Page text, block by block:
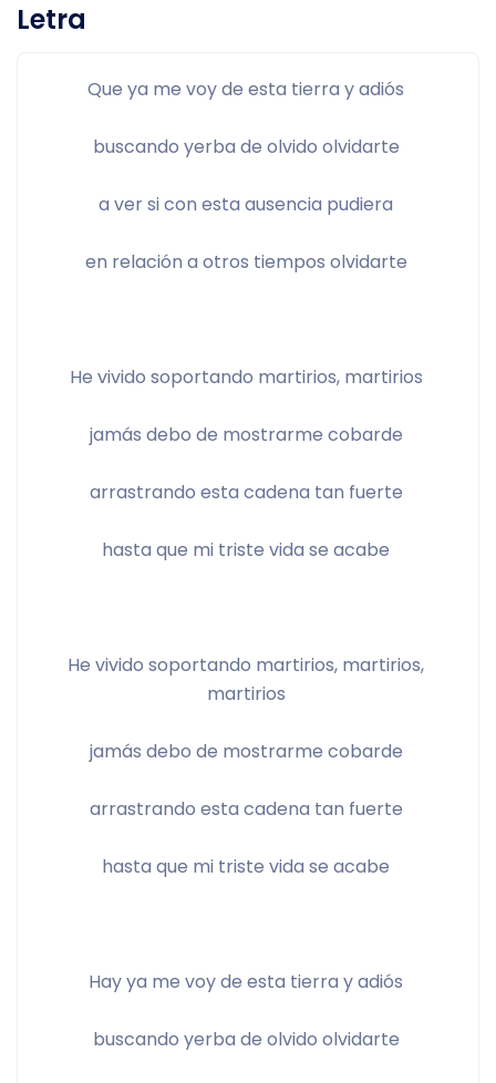
Letra
Que ya me voy de esta tierra y adiós
buscando yerba de olvido olvidarte
a ver si con esta ausencia pudiera
en relación a otros tiempos olvidarte
He vivido soportando martirios, martirios
jamás debo de mostrarme cobarde
arrastrando esta cadena tan fuerte
hasta que mi triste vida se acabe
He vivido soportando martirios, martirios,
martirios
jamás debo de mostrarme cobarde
arrastrando esta cadena tan fuerte
hasta que mi triste vida se acabe
Hay ya me voy de esta tierra y adiós
buscando yerba de olvido olvidarte